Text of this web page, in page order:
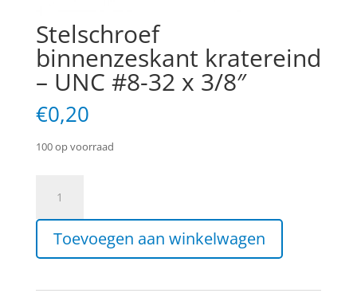
Stelschroef
binnenzeskant kratereind
– UNC #8-32 x 3/8″
€0,20
100 op voorraad
binnenzeskant
kratereind
UNC
32
Toevoegen aan winkelwagen